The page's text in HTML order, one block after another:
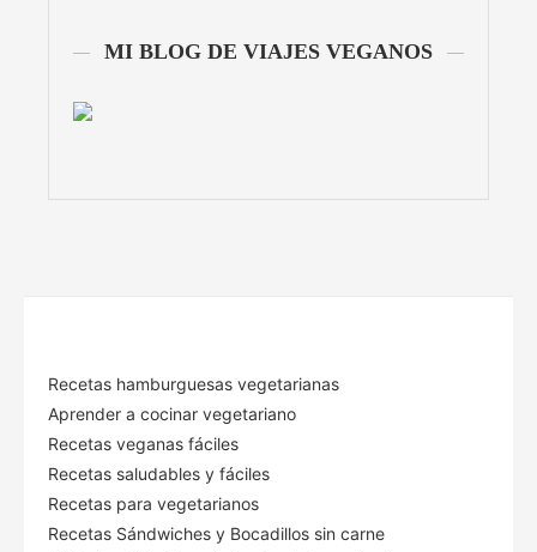
MI BLOG DE VIAJES VEGANOS
Recetas hamburguesas vegetarianas
Aprender a cocinar vegetariano
Recetas veganas fáciles
Recetas saludables y fáciles
Recetas para vegetarianos
Recetas Sándwiches y Bocadillos sin carne